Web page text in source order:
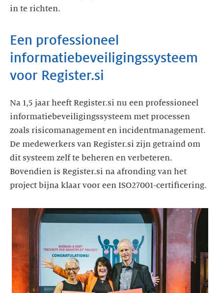
in te richten.
Een professioneel
informatiebeveiligingssysteem
voor Register.si
Na 1,5 jaar heeft Register.si nu een professioneel
informatiebeveiligingssysteem met processen
zoals risicomanagement en incidentmanagement.
De medewerkers van Register.si zijn getraind om
dit systeem zelf te beheren en verbeteren.
Bovendien is Register.si na afronding van het
project bijna klaar voor een ISO27001-certificering.